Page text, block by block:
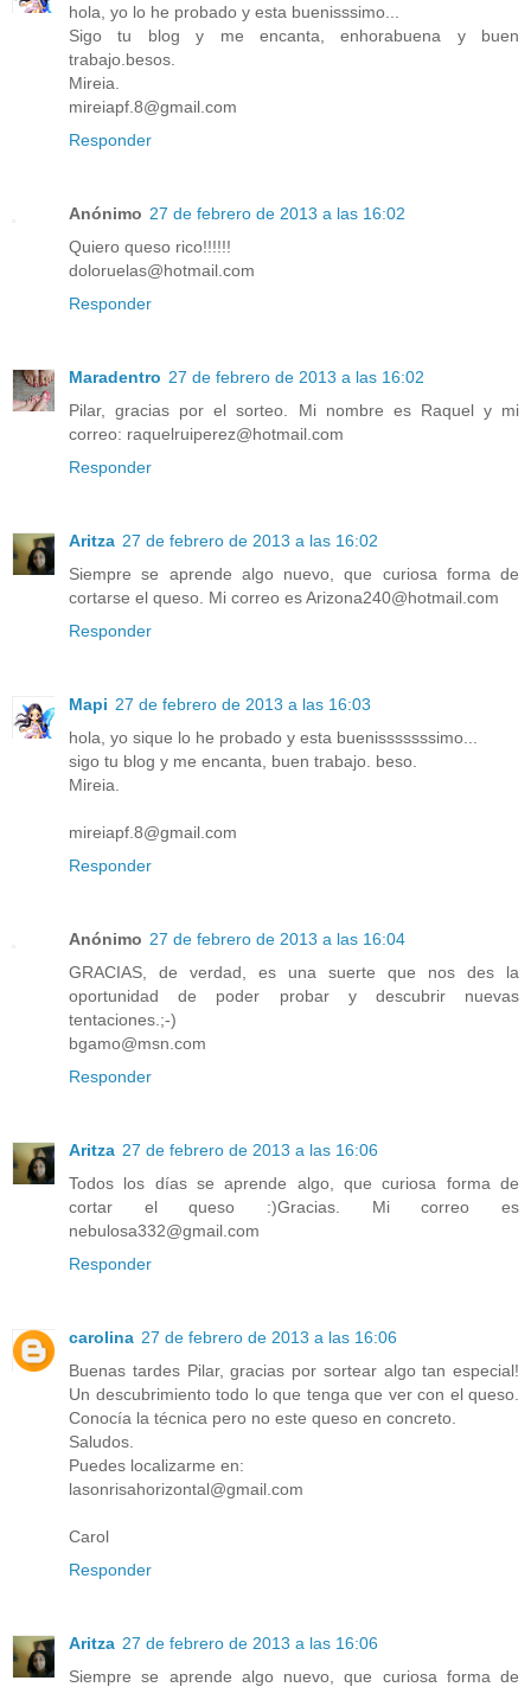
hola, yo lo he probado y esta buenisssimo...
Sigo tu blog y me encanta, enhorabuena y buen
trabajo.besos.
Mireia.
mireiapf.8@gmail.com
Responder
Anónimo 27 de febrero de 2013 a las 16:02
Quiero queso rico!!!!!!
doloruelas@hotmail.com
Responder
Maradentro 27 de febrero de 2013 a las 16:02
Pilar, gracias por el sorteo. Mi nombre es Raquel y mi
correo: raquelruiperez@hotmail.com
Responder
Aritza 27 de febrero de 2013 a las 16:02
Siempre se aprende algo nuevo, que curiosa forma de
cortarse el queso. Mi correo es Arizona240@hotmail.com
Responder
Mapi 27 de febrero de 2013 a las 16:03
hola, yo sique lo he probado y esta buenisssssssimo...
sigo tu blog y me encanta, buen trabajo. beso.
Mireia.
mireiapf.8@gmail.com
Responder
Anónimo 27 de febrero de 2013 a las 16:04
GRACIAS, de verdad, es una suerte que nos des la
oportunidad de poder probar y descubrir nuevas
tentaciones.;-)
bgamo@msn.com
Responder
Aritza 27 de febrero de 2013 a las 16:06
Todos los días se aprende algo, que curiosa forma de
cortar el queso :)Gracias. Mi correo es
nebulosa332@gmail.com
Responder
carolina 27 de febrero de 2013 a las 16:06
Buenas tardes Pilar, gracias por sortear algo tan especial!
Un descubrimiento todo lo que tenga que ver con el queso.
Conocía la técnica pero no este queso en concreto.
Saludos.
Puedes localizarme en:
lasonrisahorizontal@gmail.com
Carol
Responder
Aritza 27 de febrero de 2013 a las 16:06
Siempre se aprende algo nuevo, que curiosa forma de